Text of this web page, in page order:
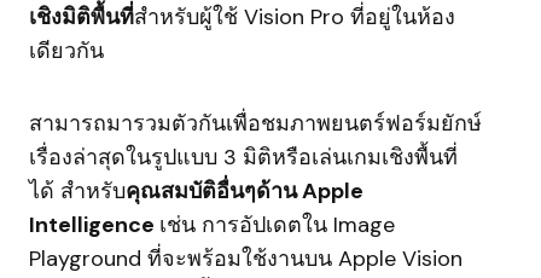
เชิงมิติพื้นที่สำหรับผู้ใช้ Vision Pro ที่อยู่ในห้อง
เดียวกัน
สามารถมารวมตัวกันเพื่อชมภาพยนตร์ฟอร์มยักษ์
เรื่องล่าสุดในรูปแบบ 3 มิติหรือเล่นเกมเชิงพื้นที่
ได้ สำหรับคุณสมบัติอื่นๆด้าน Apple
Intelligence เช่น การอัปเดตใน Image
Playground ที่จะพร้อมใช้งานบน Apple Vision